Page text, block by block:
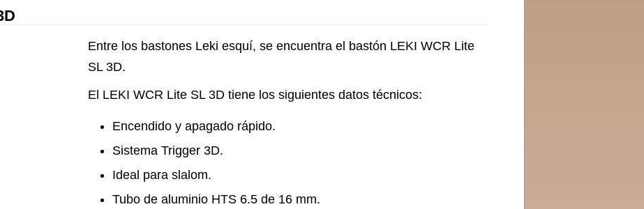
Entre los bastones Leki esquí, se encuentra el bastón LEKI WCR Lite
SL 3D.
El LEKI WCR Lite SL 3D tiene los siguientes datos técnicos:
Encendido y apagado rápido.
Sistema Trigger 3D.
Ideal para slalom.
Tubo de aluminio HTS 6.5 de 16 mm.